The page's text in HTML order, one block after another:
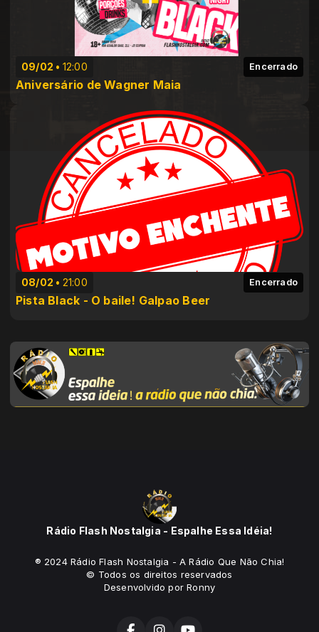
09/02 12:00 Encerrado
Aniversário de Wagner Maia
08/02 21:00 Encerrado
Pista Black - O baile! Galpao Beer
Rádio Flash Nostalgia - Espalhe Essa Idéia!
® 2024 Rádio Flash Nostalgia - A Rádio Que Não Chia!
© Todos os direitos reservados
Desenvolvido por Ronny